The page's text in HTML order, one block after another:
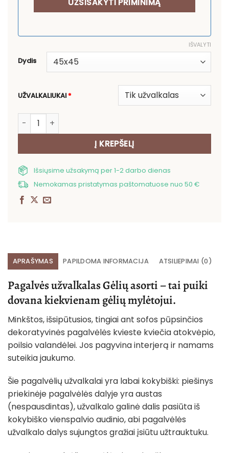
Dydis
IŠVALYTI
UŽVALKALIUKAI*
produkto kiekis: Pagalvės užvalkalas Gėlių asorti
Į KREPŠELĮ
Išsiųsime užsakymą per 1-2 darbo dienas
Nemokamas pristatymas paštomatuose nuo 50 €
APRAŠYMAS PAPILDOMA INFORMACIJA ATSILIEPIMAI (0)
Pagalvės užvalkalas Gėlių asorti – tai puiki
dovana kiekvienam gėlių mylėtojui.
Minkštos, išsipūtusios, tingiai ant sofos pūpsinčios
dekoratyvinės pagalvėlės kvieste kviečia atokvėpio,
poilsio valandėlei. Jos pagyvina interjerą ir namams
suteikia jaukumo.
Šie pagalvėlių užvalkalai yra labai kokybiški: piešinys
priekinėje pagalvėlės dalyje yra austas
(nespausdintas), užvalkalo galinė dalis pasiūta iš
kokybiško vienspalvio audinio, abi pagalvėlės
užvalkalo dalys sujungtos gražiai įsiūtu užtrauktuku.